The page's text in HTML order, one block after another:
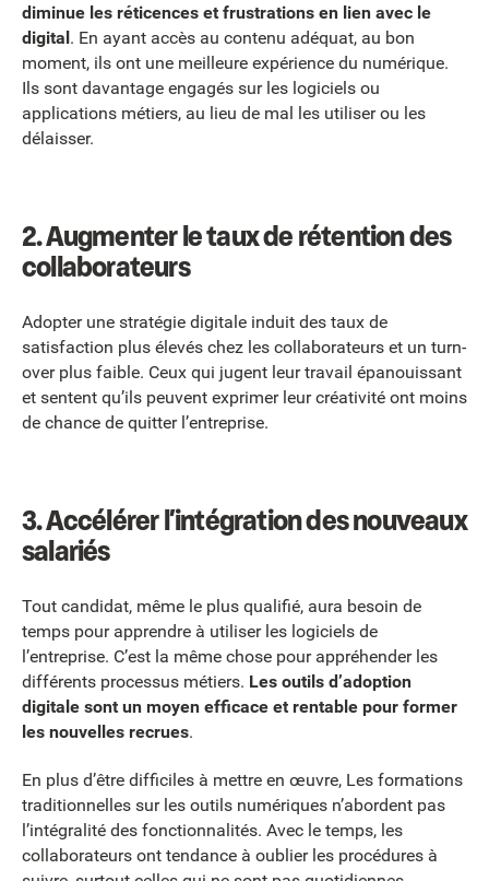
diminue les réticences et frustrations en lien avec le
digital . En ayant accès au contenu adéquat, au bon
moment, ils ont une meilleure expérience du numérique.
Ils sont davantage engagés sur les logiciels ou
applications métiers, au lieu de mal les utiliser ou les
délaisser.
2. Augmenter le taux de rétention des
collaborateurs
Adopter une stratégie digitale induit des taux de
satisfaction plus élevés chez les collaborateurs et un turn-
over plus faible. Ceux qui jugent leur travail épanouissant
et sentent qu’ils peuvent exprimer leur créativité ont moins
de chance de quitter l’entreprise.
3. Accélérer l’intégration des nouveaux
salariés
Tout candidat, même le plus qualifié, aura besoin de
temps pour apprendre à utiliser les logiciels de
l’entreprise. C’est la même chose pour appréhender les
différents processus métiers. Les outils d’adoption
digitale sont un moyen efficace et rentable pour former
les nouvelles recrues.
En plus d’être difficiles à mettre en œuvre, Les formations
traditionnelles sur les outils numériques n’abordent pas
l’intégralité des fonctionnalités. Avec le temps, les
collaborateurs ont tendance à oublier les procédures à